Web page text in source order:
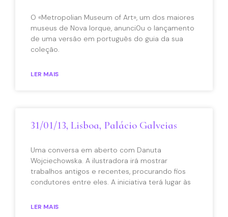
O «Metropolian Museum of Art», um dos maiores
museus de Nova Iorque, anunci0u o lançamento
de uma versão em português do guia da sua
coleção.
LER MAIS
31/01/13, Lisboa, Palácio Galveias
Uma conversa em aberto com Danuta
Wojciechowska. A ilustradora irá mostrar
trabalhos antigos e recentes, procurando fios
condutores entre eles. A iniciativa terá lugar às
LER MAIS